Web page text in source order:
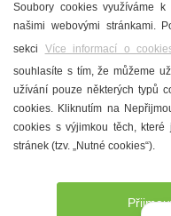
Městské
Soubory cookies využíváme
našimi webovými stránkami.
sekci Více informací o
souhlasíte s tím, že můžeme
užívání pouze některých typů
cookies. Kliknutím na
cookies s výjimkou těch,
stránek (tzv. „Nutné cookies“).